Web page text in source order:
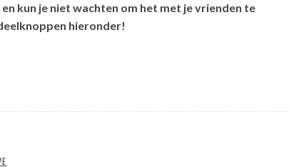
kun je niet wachten om het met je vrienden te
hieronder!